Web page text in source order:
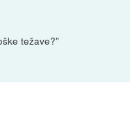
težave?"